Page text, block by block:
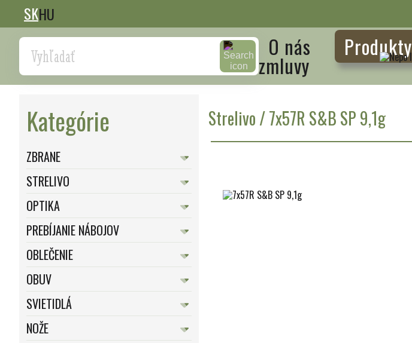
SKHU
Search O nás Produkty
zmluvy
Kategórie
ZBRANE
STRELIVO
OPTIKA
PREBÍJANIE NÁBOJOV
OBLEČENIE
OBUV
SVIETIDLÁ
NOŽE
Strelivo/7x57R S&B SP 9,1g